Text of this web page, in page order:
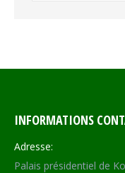
INFORMATIONS
Adresse:
Palais présidentiel de